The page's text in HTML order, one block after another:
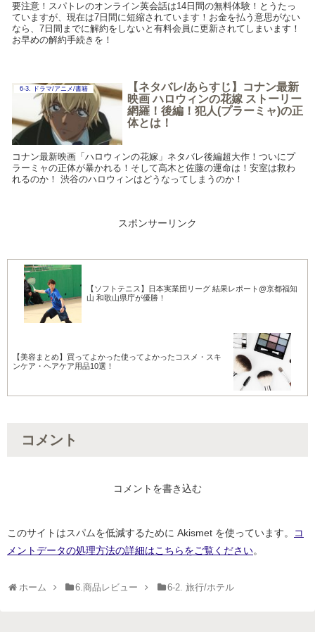
要注意！スパトレのオンライン英会話は14日間の無料体験！とうたっ
ていますが、現在は7日間に短縮されています！お金を払う意思がない
なら、7日間までに解約をしないと有料会員に更新されてしまいます！
お早めの解約手続きを！
6-3. ドラマ/アニメ/書籍
【ネタバレ/あらすじ】コナン最新
映画 ハロウィンの花嫁 ストーリー
網羅！後編！犯人(プラーミャ)の正
体とは！
コナン最新映画「ハロウィンの花嫁」ネタバレ後編超大作！ついにプ
ラーミャの正体が暴かれる！そして高木と佐藤の運命は！安室は救わ
れるのか！ 渋谷のハロウィンはどうなってしまうのか！
スポンサーリンク
【ソフトテニス】日本実業団リーグ 結果レポート@京都福知
山 和歌山県庁が優勝！
【美容まとめ】買ってよかった使ってよかったコスメ・スキ
ンケア・ヘアケア用品10選！
コメント
コメントを書き込む
このサイトはスパムを低減するために Akismet を使っています。
コ
メントデータの処理方法の詳細はこちらをご覧ください。
ホーム 6.商品レビュー 6-2. 旅行/ホテル